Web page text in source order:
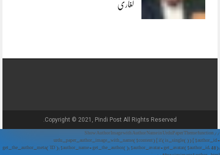
لغاری
Copyright © 2021, Pindi Post All Rights Reserved.
// Show Author Image with Author Name in UrduPaper Theme function
urdu_paper_author_image_with_name($content) { if (is_single()) { $author_id =
get_the_author_meta('ID'); $author_name = get_the_author(); $author_avatar = get_avatar($author_id, 48);